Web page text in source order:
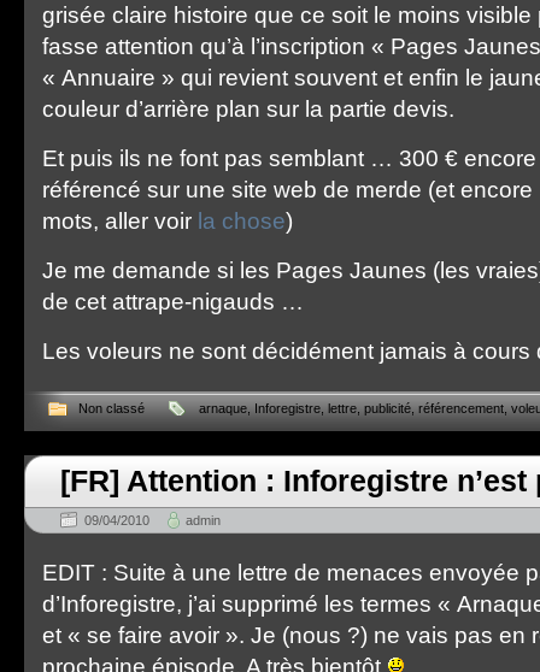
grisée claire histoire que ce soit le moins visible
fasse attention qu’à l’inscription « Pages
« Annuaire » qui revient souvent et enfin le
couleur d’arrière plan sur la partie devis.
Et puis ils ne font pas semblant … 300 €
référencé sur une site web de merde (et
mots, aller voir la chose)
Je me demande si les Pages Jaunes (les
de cet attrape-nigauds …
Les voleurs ne sont décidément jamais à cours
Non classé arnaque Inforegistre lettre publicité référencement
[FR] Attention : Inforegistre
09/04/2010 admin
EDIT : Suite à une lettre de menaces envoyée
d’Inforegistre, j’ai supprimé les termes «
et « se faire avoir ». Je (nous ?) ne vais pas en
prochaine épisode. A très bientôt